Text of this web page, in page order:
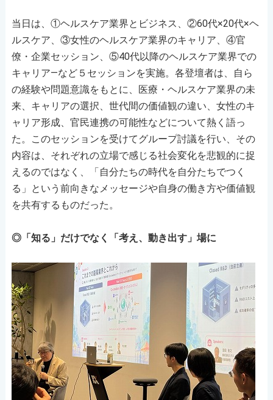
当日は、①ヘルスケア業界とビジネス、②60代×20代×ヘ
ルスケア、③女性のヘルスケア業界のキャリア、④官
僚・企業セッション、⑤40代以降のヘルスケア業界での
キャリア―など５セッションを実施。各登壇者は、自ら
の経験や問題意識をもとに、医療・ヘルスケア業界の未
来、キャリアの選択、世代間の価値観の違い、女性のキ
ャリア形成、官民連携の可能性などについて熱く語っ
た。このセッションを受けてグループ討議を行い、その
内容は、それぞれの立場で感じる社会変化を悲観的に捉
えるのではなく、「自分たちの時代を自分たちでつく
る」という前向きなメッセージや自身の働き方や価値観
を共有するものだった。
◎「知る」だけでなく「考え、動き出す」場に